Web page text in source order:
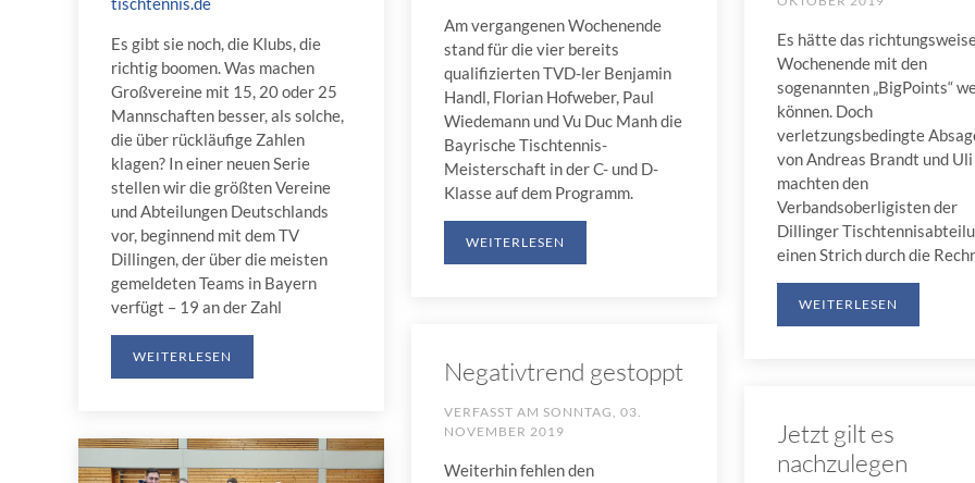
Es gibt sie noch, die Klubs, die
richtig boomen. Was machen
Großvereine mit 15, 20 oder 25
Mannschaften besser, als solche,
die über rückläufige Zahlen
klagen? In einer neuen Serie
stellen wir die größten Vereine
und Abteilungen Deutschlands
vor, beginnend mit dem TV
Dillingen, der über die meisten
gemeldeten Teams in Bayern
verfügt – 19 an der Zahl
WEITERLESEN
Am vergangenen Wochenende
stand für die vier bereits
qualifizierten TVD-ler Benjamin
Handl, Florian Hofweber, Paul
Wiedemann und Vu Duc Manh die
Bayrische Tischtennis-
Meisterschaft in der C- und D-
Klasse auf dem Programm.
WEITERLESEN
Negativtrend gestoppt
VERFASST AM SONNTAG, 03.
NOVEMBER 2019
Weiterhin fehlen den
Es hätte das
Wochenende mit den
sogenannten „BigPoints“
können. Doch
verletzungsbedingte
von Andreas Brandt und Uli
machten den
Verbandsoberligisten der
Dillinger
einen Strich durch die
WEITERLESEN
Jetzt gilt es
nachzulegen